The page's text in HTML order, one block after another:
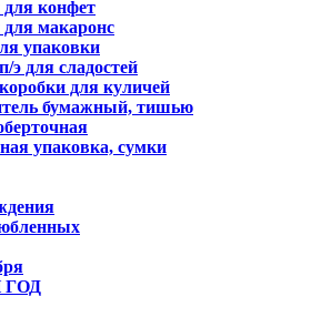
конфет
макаронс
упаковки
э для сладостей
для куличей
бумажный, тишью
упаковка, сумки